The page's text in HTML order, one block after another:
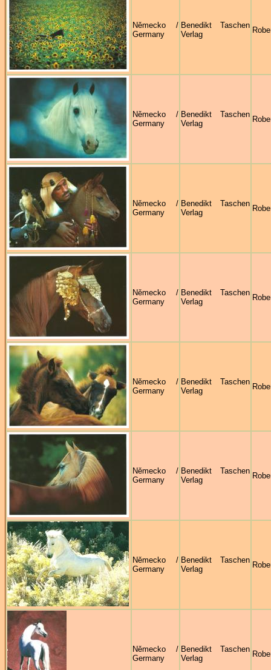
Německo /
Germany
Benedikt Taschen
Verlag
Německo /
Germany
Benedikt Taschen
Verlag
Německo /
Germany
Benedikt Taschen
Verlag
Německo /
Germany
Benedikt Taschen
Verlag
Německo /
Germany
Benedikt Taschen
Verlag
Německo /
Germany
Benedikt Taschen
Verlag
Německo /
Germany
Benedikt Taschen
Verlag
Německo /
Germany
Benedikt Taschen
Verlag